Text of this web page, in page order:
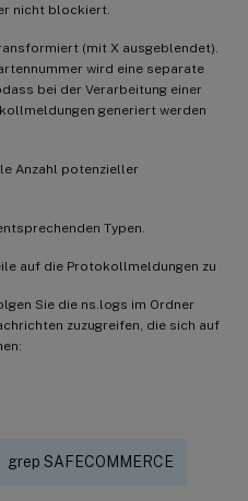
nicht blockiert.
(mit X ausgeblendet).
wird eine separate
bei der Verarbeitung einer
generiert werden
Anzahl potenzieller
Typen.
auf die Protokollmeldungen zu
Sie die ns.logs im Ordner
zuzugreifen, die sich auf
grep SAFECOMMERCE